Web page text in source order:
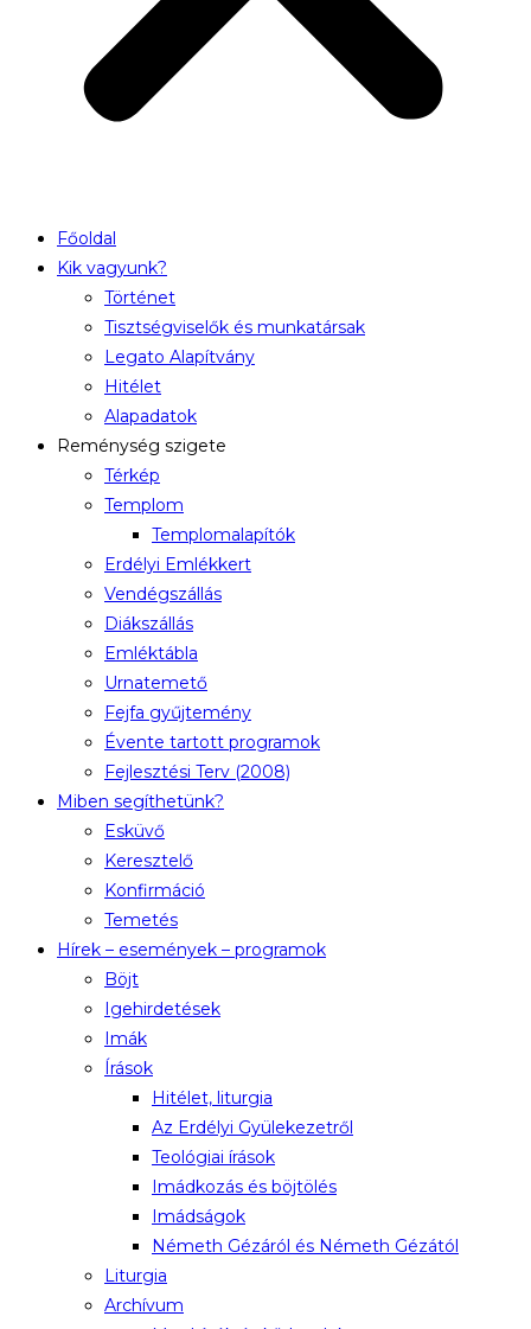
Főoldal
Kik vagyunk?
Történet
Tisztségviselők és munkatársak
Legato Alapítvány
Hitélet
Alapadatok
Reménység szigete
Térkép
Templom
Templomalapítók
Erdélyi Emlékkert
Vendégszállás
Diákszállás
Emléktábla
Urnatemető
Fejfa gyűjtemény
Évente tartott programok
Fejlesztési Terv (2008)
Miben segíthetünk?
Esküvő
Keresztelő
Konfirmáció
Temetés
Hírek – események – programok
Böjt
Igehirdetések
Imák
Írások
Hitélet, liturgia
Az Erdélyi Gyülekezetről
Teológiai írások
Imádkozás és böjtölés
Imádságok
Németh Gézáról és Németh Gézától
Liturgia
Archívum